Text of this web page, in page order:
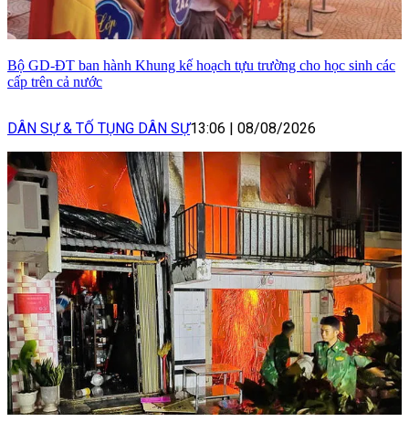
Bộ GD-ĐT ban hành Khung kế hoạch tựu trường cho học sinh các
cấp trên cả nước
DÂN SỰ & TỐ TỤNG DÂN SỰ13:06 08/08/2026